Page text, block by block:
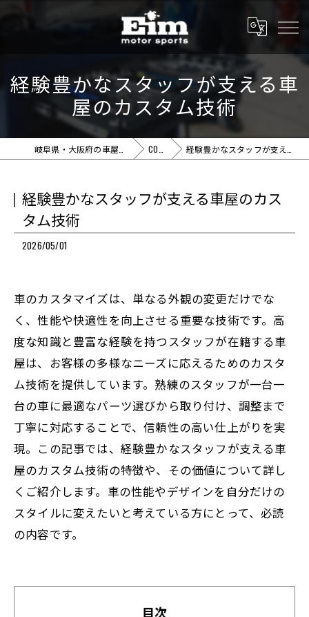
経験豊かなスタッフが支える車
屋のカスタム技術
COLUMN 経験豊かなスタッフが支える車屋のカスタム技術
経験豊かなスタッフが支える車屋のカス
タム技術
2026/05/01
車のカスタマイズは、単なる外観の変更だけでな
く、性能や快適性を向上させる重要な技術です。高
度な知識と豊富な経験を持つスタッフが在籍する車
屋は、お客様の多様なニーズに応えるためのカスタ
ム技術を提供しています。熟練のスタッフが一台一
台の車に最適なパーツ選びから取り付け、調整まで
丁寧に対応することで、信頼性の高い仕上がりを実
現。この記事では、経験豊かなスタッフが支える車
屋のカスタム技術の特徴や、その価値について詳し
くご紹介します。車の性能やデザインを自分だけの
スタイルに変えたいと考えている方にとって、必読
の内容です。
目次